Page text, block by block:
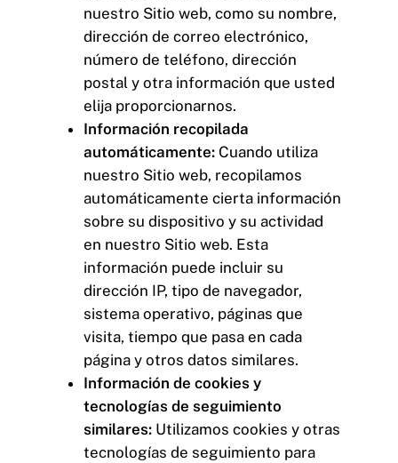
nuestro Sitio web, como su nombre,
dirección de correo electrónico,
número de teléfono, dirección
postal y otra información que usted
elija proporcionarnos.
Información recopilada
automáticamente: Cuando utiliza
nuestro Sitio web, recopilamos
automáticamente cierta información
sobre su dispositivo y su actividad
en nuestro Sitio web. Esta
información puede incluir su
dirección IP, tipo de navegador,
sistema operativo, páginas que
visita, tiempo que pasa en cada
página y otros datos similares.
Información de cookies y
tecnologías de seguimiento
similares: Utilizamos cookies y otras
tecnologías de seguimiento para